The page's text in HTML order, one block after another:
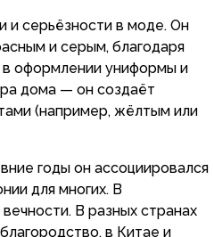
и серьёзности в моде. Он
и серым, благодаря
в оформлении униформы и
дома — он создаёт
(например, жёлтым или
годы он ассоциировался
для многих. В
В разных странах
в Китае и